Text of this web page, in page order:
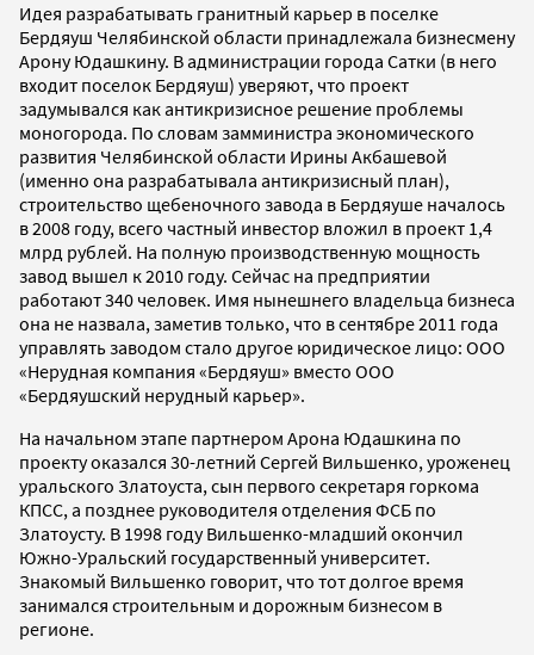
Идея разрабатывать гранитный карьер в поселке
Бердяуш Челябинской области принадлежала бизнесмену
Арону Юдашкину. В администрации города Сатки (в него
входит поселок Бердяуш) уверяют, что проект
задумывался как антикризисное решение проблемы
моногорода. По словам замминистра экономического
развития Челябинской области Ирины Акбашевой
(именно она разрабатывала антикризисный план),
строительство щебеночного завода в Бердяуше началось
в 2008 году, всего частный инвестор вложил в проект 1,4
млрд рублей. На полную производственную мощность
завод вышел к 2010 году. Сейчас на предприятии
работают 340 человек. Имя нынешнего владельца бизнеса
она не назвала, заметив только, что в сентябре 2011 года
управлять заводом стало другое юридическое лицо: ООО
«Нерудная компания «Бердяуш» вместо ООО
«Бердяушский нерудный карьер».
На начальном этапе партнером Арона Юдашкина по
проекту оказался 30-летний Сергей Вильшенко, уроженец
уральского Златоуста, сын первого секретаря горкома
КПСС, а позднее руководителя отделения ФСБ по
Златоусту. В 1998 году Вильшенко-младший окончил
Южно-Уральский государственный университет.
Знакомый Вильшенко говорит, что тот долгое время
занимался строительным и дорожным бизнесом в
регионе.